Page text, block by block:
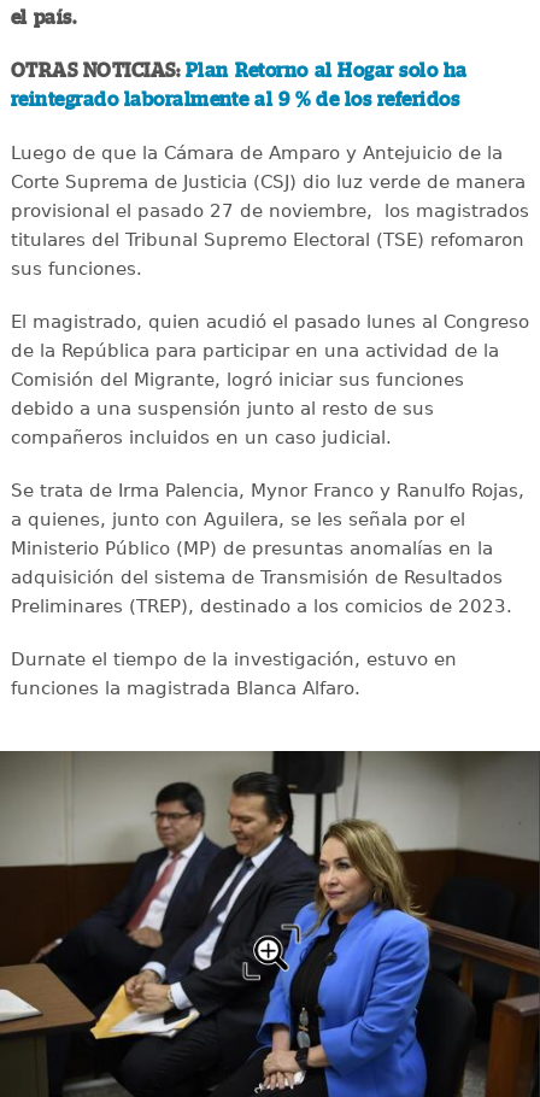
el país.
OTRAS NOTICIAS: Plan Retorno al Hogar solo ha
reintegrado laboralmente al 9 % de los referidos
Luego de que la Cámara de Amparo y Antejuicio de la
Corte Suprema de Justicia (CSJ) dio luz verde de manera
provisional el pasado 27 de noviembre, los magistrados
titulares del Tribunal Supremo Electoral (TSE) refomaron
sus funciones.
El magistrado, quien acudió el pasado lunes al Congreso
de la República para participar en una actividad de la
Comisión del Migrante, logró iniciar sus funciones
debido a una suspensión junto al resto de sus
compañeros incluidos en un caso judicial.
Se trata de Irma Palencia, Mynor Franco y Ranulfo Rojas,
a quienes, junto con Aguilera, se les señala por el
Ministerio Público (MP) de presuntas anomalías en la
adquisición del sistema de Transmisión de Resultados
Preliminares (TREP), destinado a los comicios de 2023.
Durnate el tiempo de la investigación, estuvo en
funciones la magistrada Blanca Alfaro.